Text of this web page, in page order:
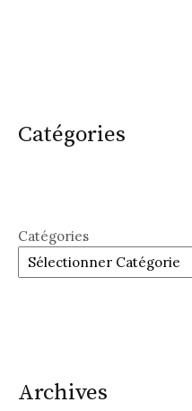
Catégories
Catégories
Archives